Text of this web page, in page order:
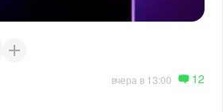
вчера в 13:00 12